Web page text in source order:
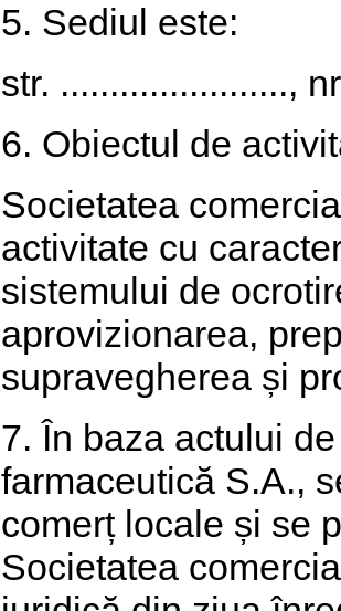
5. Sediul este:
str. .......................,
6. Obiectul de
Societatea
activitate cu
sistemului de
aprovizionarea,
supravegherea și
7. În baza actului
farmaceutică S.A.,
comerț locale și se
Societatea